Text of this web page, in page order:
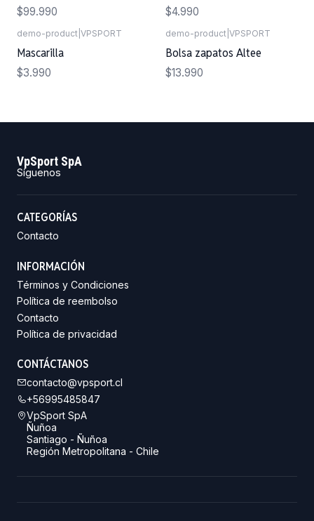
$99.990 $4.990
demo-product VPSPORT
Mascarilla
$3.990
demo-product VPSPORT
Bolsa zapatos Altee
$13.990
VpSport SpA
Síguenos
CATEGORÍAS
Contacto
INFORMACIÓN
Términos y Condiciones
Política de reembolso
Contacto
Política de privacidad
CONTÁCTANOS
contacto@vpsport.cl
+56995485847
VpSport SpA
Ñuñoa
Santiago - Ñuñoa
Región Metropolitana - Chile